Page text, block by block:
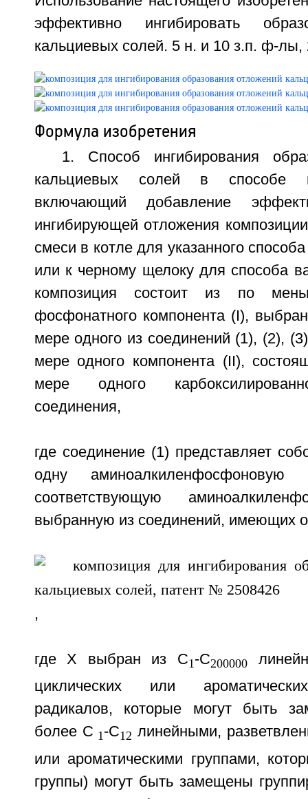
эффективно ингибировать
кальциевых солей. 5 н. и 10 з.п. ф-лы,
Формула изобретения
1. Способ ингибирования
кальциевых солей в способе
включающий добавление
ингибирующей отложения
смеси в котле для указанного
или к черному щелоку для способа
композиция состоит из по
фосфонатного компонента (I),
мере одного из соединений (1), (2),
мере одного компонента (II),
мере одного
соединения,
где соединение (1) представляет
одну
соответствующую
выбранную из соединений, имеющих
,
где Х выбран из C1-C200000
циклических или
радикалов, которые могут быть
более C 1-C12 линейными,
или ароматическими группами,
группы) могут быть замещены